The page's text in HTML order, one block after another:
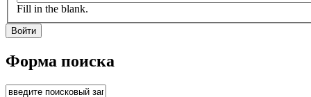
Fill in the blank.
Форма поиска